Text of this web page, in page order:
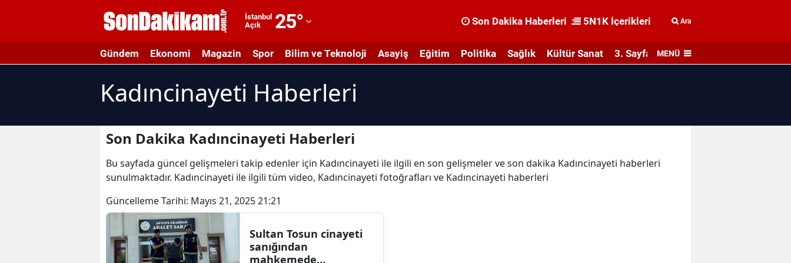
İstanbul
Açık
25°
Adıyaman
Afyonkarahisar
Amasya
Antalya
Artvin
Aydın
Balıkesir
Son Dakika Haberleri 5N1K İçerikleri Ara
Gündem Ekonomi Magazin Spor Bilim ve Teknoloji Asayiş Eğitim Politika Sağlık Kültür Sanat 3. Sayfa MENÜ
Kadıncinayeti Haberleri
Son Dakika Kadıncinayeti Haberleri
Bu sayfada güncel gelişmeleri takip edenler için Kadıncinayeti ile ilgili en son gelişmeler ve son dakika Kadıncinayeti haberleri
sunulmaktadır. Kadıncinayeti ile ilgili tüm video, Kadıncinayeti fotoğrafları ve Kadıncinayeti haberleri
Güncelleme Tarihi: Mayıs 21, 2025 21:21
Sultan Tosun cinayeti
sanığından
mahkemede